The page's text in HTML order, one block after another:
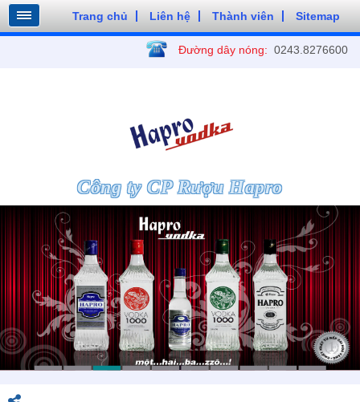
Trang chủ Liên hệ Thành viên Sitemap
Đường dây nóng: 0243.8276600
Công ty CP Rượu Hapro